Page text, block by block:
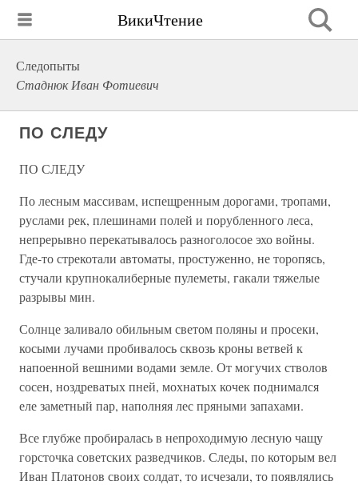
ВикиЧтение
Следопыты
Стаднюк Иван Фотиевич
ПО СЛЕДУ
ПО СЛЕДУ
По лесным массивам, испещренным дорогами, тропами,
руслами рек, плешинами полей и порубленного леса,
непрерывно перекатывалось разноголосое эхо войны.
Где-то стрекотали автоматы, простуженно, не торопясь,
стучали крупнокалиберные пулеметы, гакали тяжелые
разрывы мин.
Солнце заливало обильным светом поляны и просеки,
косыми лучами пробивалось сквозь кроны ветвей к
напоенной вешними водами земле. От могучих стволов
сосен, ноздреватых пней, мохнатых кочек поднимался
еле заметный пар, наполняя лес пряными запахами.
Все глубже пробиралась в непроходимую лесную чащу
горсточка советских разведчиков. Следы, по которым вел
Иван Платонов своих солдат, то исчезали, то появлялись